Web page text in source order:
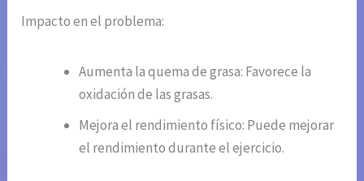
Impacto en el problema:
Aumenta la quema de grasa: Favorece la
oxidación de las grasas.
Mejora el rendimiento físico: Puede mejorar
el rendimiento durante el ejercicio.